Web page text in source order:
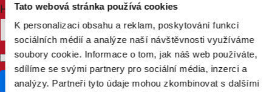
Tato webová stránka používá cookies
K personalizaci obsahu a reklam, poskytování funkcí
sociálních médií a analýze naší návštěvnosti využíváme
soubory cookie. Informace o tom, jak náš web používáte,
sdílíme se svými partnery pro sociální média, inzerci a
analýzy. Partneři tyto údaje mohou zkombinovat s dalšími
How many other people are you bringing?
Don't publish my RSVP on the website